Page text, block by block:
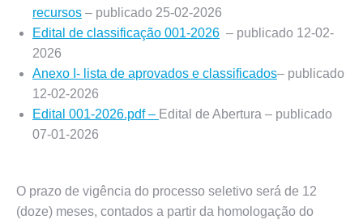
recursos – publicado 25-02-2026
Edital de classificação 001-2026 – publicado 12-02-
2026
Anexo I- lista de aprovados e classificados– publicado
12-02-2026
Edital 001-2026.pdf – Edital de Abertura – publicado
07-01-2026
O prazo de vigência do processo seletivo será de 12
(doze) meses, contados a partir da homologação do